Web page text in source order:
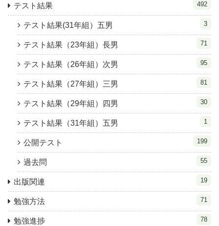
テスト結果 492
テスト結果(31年組）五男 3
テスト結果（23年組）長男 71
テスト結果（26年組）次男 95
テスト結果（27年組）三男 81
テスト結果（29年組）四男 30
テスト結果（31年組）五男 1
公開テスト 199
過去問 55
出版関連 19
勉強方法 71
勉強進捗 78